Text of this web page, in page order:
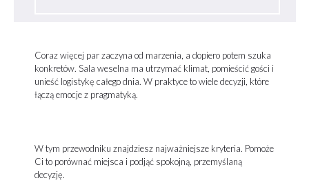
Coraz więcej par zaczyna od marzenia, a dopiero potem szuka
konkretów. Sala weselna ma utrzymać klimat, pomieścić gości i
unieść logistykę całego dnia. W praktyce to wiele decyzji, które
łączą emocje z pragmatyką.
W tym przewodniku znajdziesz najważniejsze kryteria. Pomoże
Ci to porównać miejsca i podjąć spokojną, przemyślaną
decyzję.